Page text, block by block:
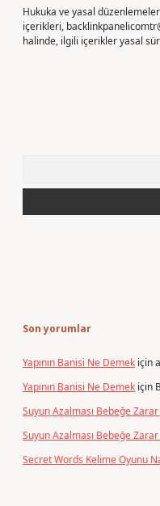
Hukuka ve yasal
içerikleri,
halinde, ilgili içerikler yasal
Son yorumlar
Yapının Banisi Ne Demek için
Yapının Banisi Ne Demek için
Suyun Azalması Bebeğe
Suyun Azalması Bebeğe
Secret Words Kelime Oyunu